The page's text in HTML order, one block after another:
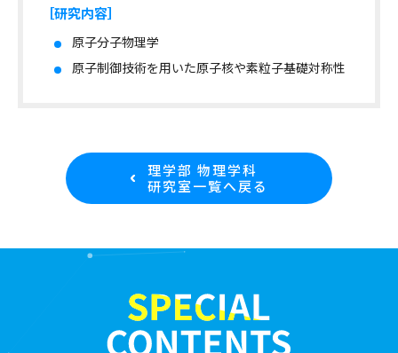
［研究内容］
原子分子物理学
原子制御技術を用いた原子核や素粒子基礎対称性
理学部 物理学科
研究室一覧へ戻る